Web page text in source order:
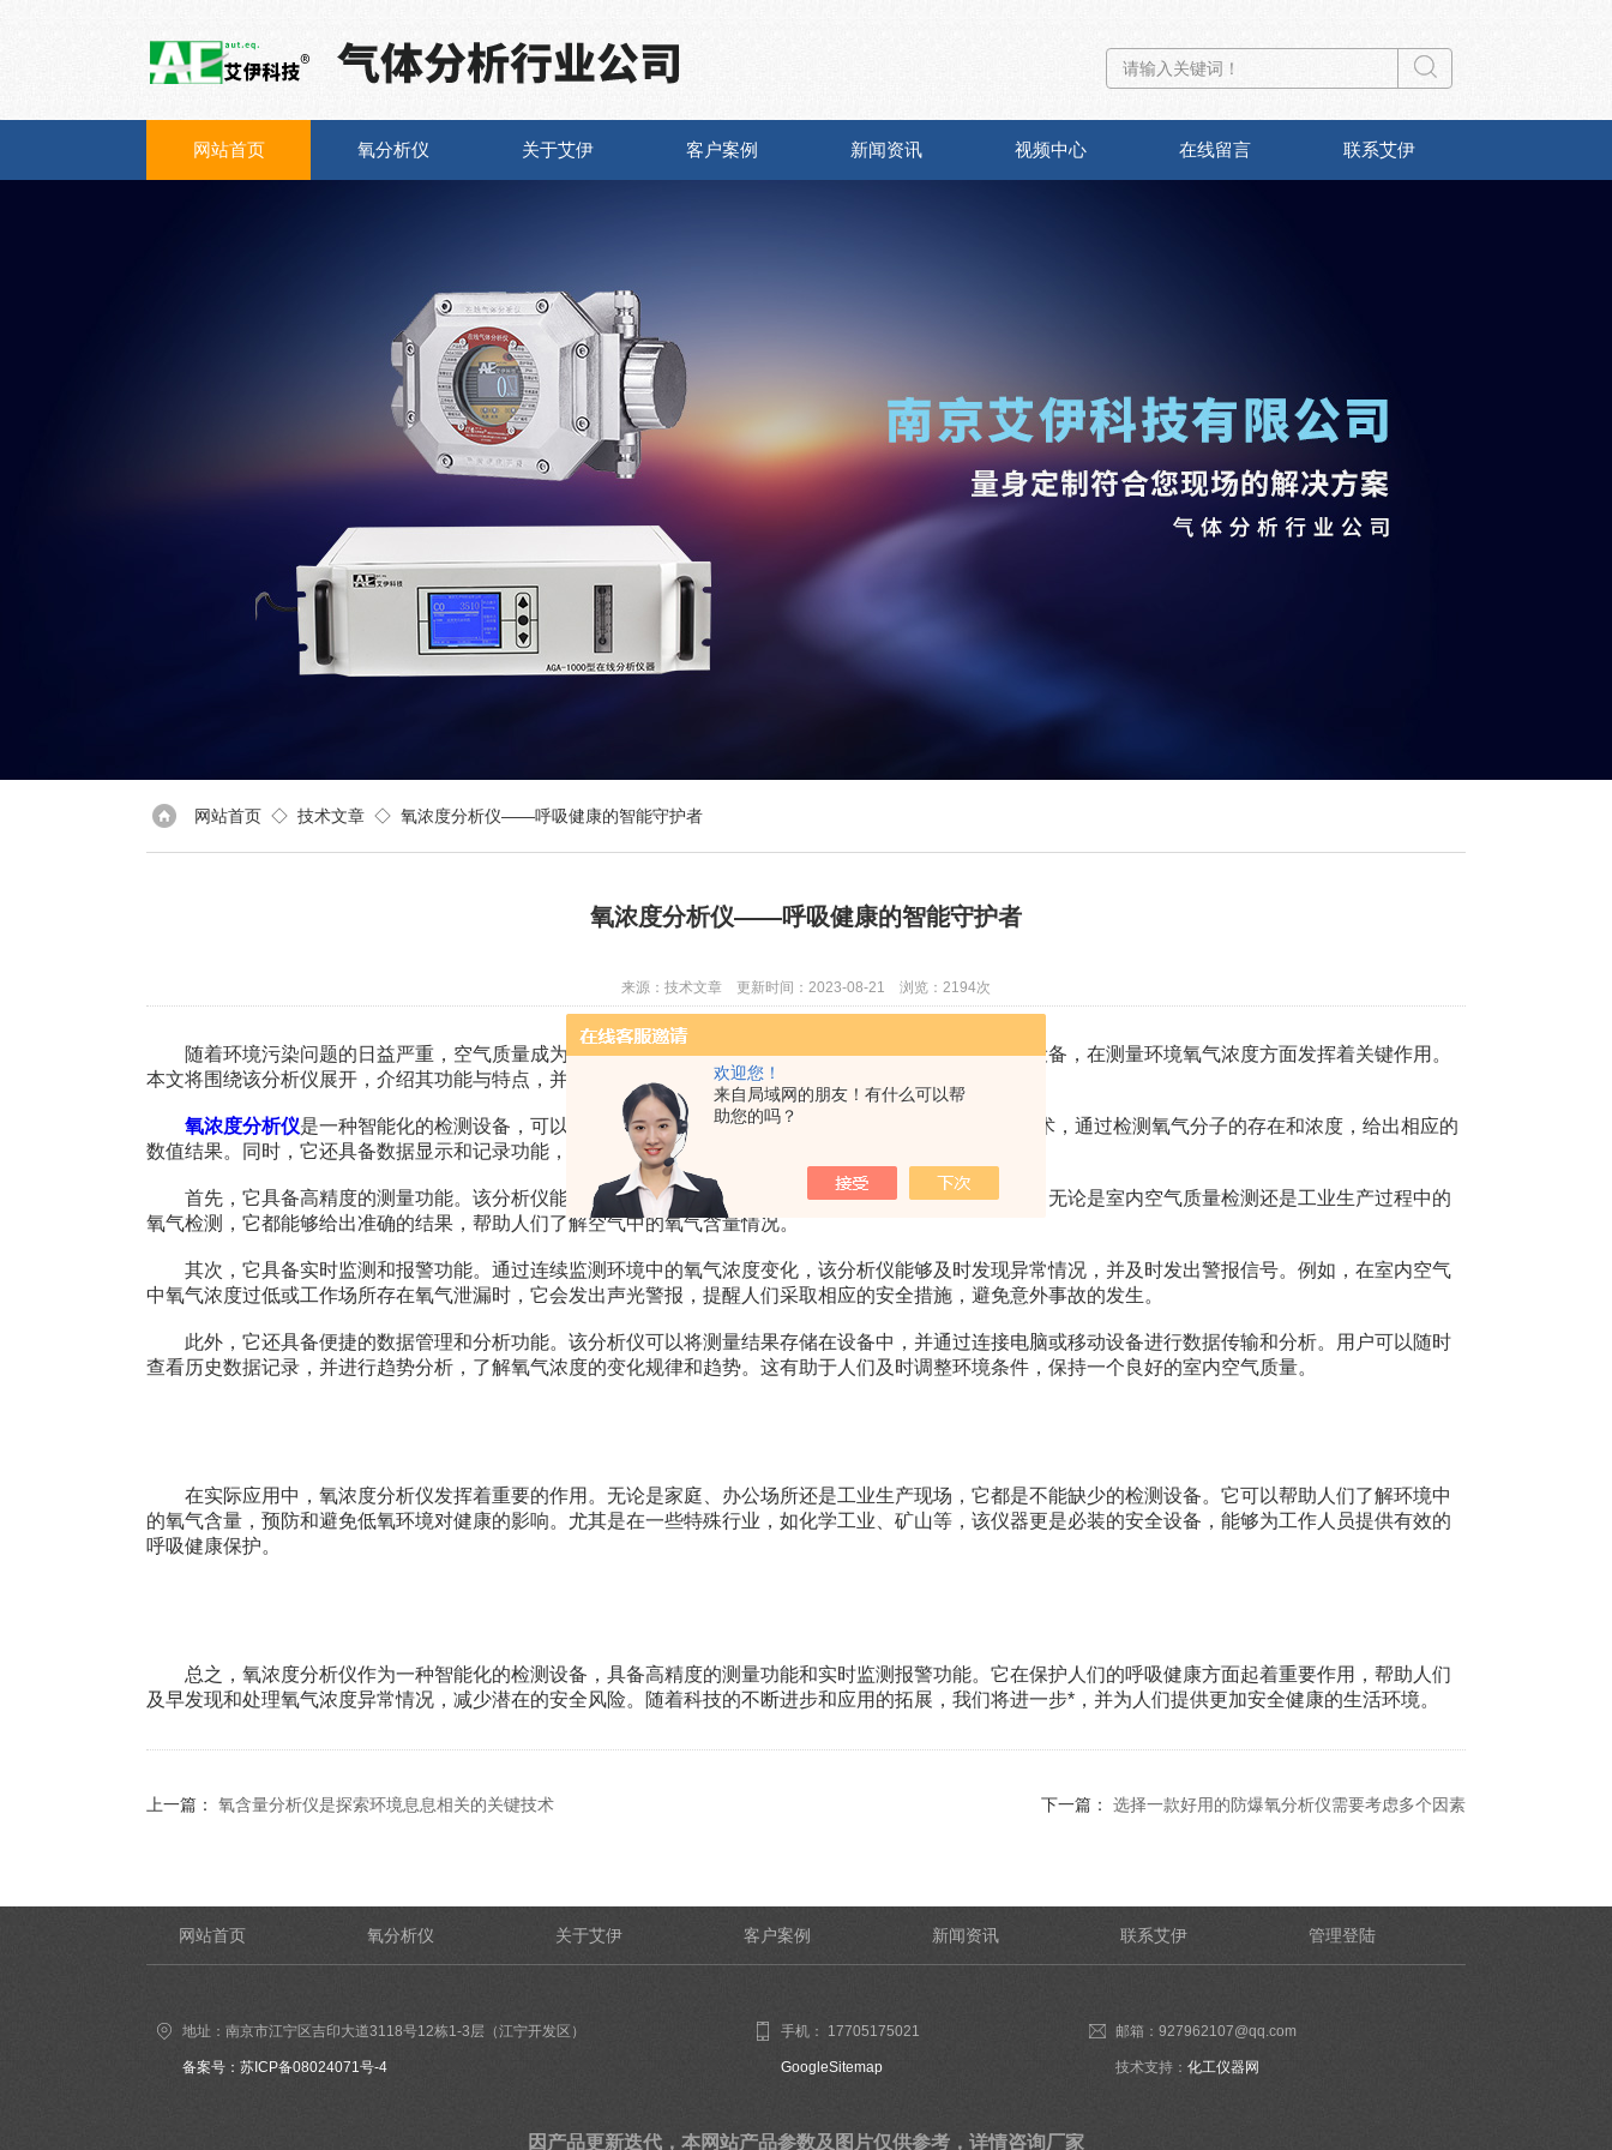
欢迎您！
来自局域网的朋友！有什么可以帮
助您的吗？
网站首页 氧分析仪 关于艾伊 客户案例 新闻资讯 视频中心 在线留言 联系艾伊
网站首页 ◇ 技术文章 ◇ 氧浓度分析仪——呼吸健康的智能守护者
氧浓度分析仪——呼吸健康的智能守护者
来源：技术文章 更新时间：2023-08-21 浏览：2194次
随着环境污染问题的日益严重，空气质量成为人们关注的焦点。而氧浓度分析仪作为一种重要的检测设备，在测量环境氧气浓度方面发挥着关键作用。
本文将围绕该分析仪展开，介绍其功能与特点，并探讨其在保护人们呼吸健康中的重要意义。
氧浓度分析仪是一种智能化的检测设备，可以快速、准确地测量目标区域的氧气浓度。它采用*传感技术，通过检测氧气分子的存在和浓度，给出相应的
数值结果。同时，它还具备数据显示和记录功能，可以帮助用户实时监测和分析氧气浓度变化情况。
首先，它具备高精度的测量功能。该分析仪能够精确地测量环境中的氧气浓度，提供可靠的数据支持。无论是室内空气质量检测还是工业生产过程中的
氧气检测，它都能够给出准确的结果，帮助人们了解空气中的氧气含量情况。
其次，它具备实时监测和报警功能。通过连续监测环境中的氧气浓度变化，该分析仪能够及时发现异常情况，并及时发出警报信号。例如，在室内空气
中氧气浓度过低或工作场所存在氧气泄漏时，它会发出声光警报，提醒人们采取相应的安全措施，避免意外事故的发生。
此外，它还具备便捷的数据管理和分析功能。该分析仪可以将测量结果存储在设备中，并通过连接电脑或移动设备进行数据传输和分析。用户可以随时
查看历史数据记录，并进行趋势分析，了解氧气浓度的变化规律和趋势。这有助于人们及时调整环境条件，保持一个良好的室内空气质量。
在实际应用中，氧浓度分析仪发挥着重要的作用。无论是家庭、办公场所还是工业生产现场，它都是不能缺少的检测设备。它可以帮助人们了解环境中
的氧气含量，预防和避免低氧环境对健康的影响。尤其是在一些特殊行业，如化学工业、矿山等，该仪器更是必装的安全设备，能够为工作人员提供有效的
呼吸健康保护。
总之，氧浓度分析仪作为一种智能化的检测设备，具备高精度的测量功能和实时监测报警功能。它在保护人们的呼吸健康方面起着重要作用，帮助人们
及早发现和处理氧气浓度异常情况，减少潜在的安全风险。随着科技的不断进步和应用的拓展，我们将进一步*，并为人们提供更加安全健康的生活环境。
上一篇： 氧含量分析仪是探索环境息息相关的关键技术 下一篇： 选择一款好用的防爆氧分析仪需要考虑多个因素
网站首页 氧分析仪 关于艾伊 客户案例 新闻资讯 联系艾伊 管理登陆
地址：南京市江宁区吉印大道3118号12栋1-3层（江宁开发区）
备案号：苏ICP备08024071号-4
手机： 17705175021
GoogleSitemap
邮箱：927962107@qq.com
技术支持： 化工仪器网
因产品更新迭代，本网站产品参数及图片仅供参考，详情咨询厂家